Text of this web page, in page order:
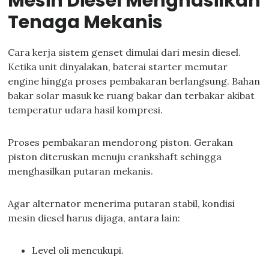
Tenaga Mekanis
Cara kerja sistem genset dimulai dari mesin diesel.
Ketika unit dinyalakan, baterai starter memutar
engine hingga proses pembakaran berlangsung. Bahan
bakar solar masuk ke ruang bakar dan terbakar akibat
temperatur udara hasil kompresi.
Proses pembakaran mendorong piston. Gerakan
piston diteruskan menuju crankshaft sehingga
menghasilkan putaran mekanis.
Agar alternator menerima putaran stabil, kondisi
mesin diesel harus dijaga, antara lain:
Level oli mencukupi.